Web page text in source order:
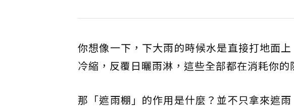
你想像一下，下大雨的時候水是直接打地面
冷縮，反覆日曬雨淋，這些全部都在消耗你
那「遮雨棚」的作用是什麼？並不只拿來遮